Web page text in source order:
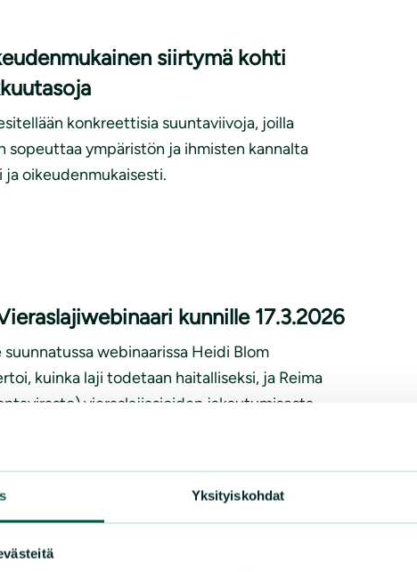
Yksityiskohdat
siirtymä kohti
konkreettisia suuntaviivoja, joilla
sopeuttaa ympäristön ja ihmisten kannalta
oikeudenmukaisesti.
kunnille 17.3.2026
webinaarissa Heidi Blom
kuinka laji todetaan haitalliseksi, ja Reima
vieraslajiasioiden jakautumisesta
Lisäksi kuusi vieraslajien
toimij...